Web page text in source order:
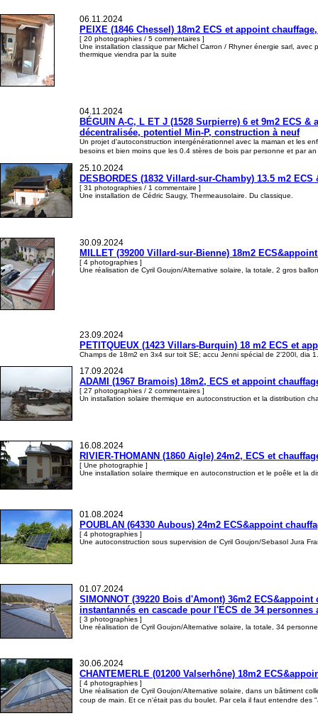
06.11.2024
PEIXE (1846 Chessel) 18m2 ECS et appoint
[ 20 photographies / 5 commentaires ]
Une installation classique par Michel Carron / Rhyner énergie sarl,
thermique viendra par la suite
04.11.2024
BÉGUIN A-C, L ET J (1528 Surpierre) 6 et 9m2 ECS
décentralisée, potentiel Min-P, construction à neuf
Un projet d'autoconstruction intergénérationnel avec la maman et les
besoins et bien moins que les 0.4 stères de bois par personne et par
25.10.2024
DESBORDES (1832 Villard-sur-Chamby) 13.5 m2
[ 31 photographies / 1 commentaire ]
Une installation de Cédric Saugy, Thermeausolaire. Du classique.
30.09.2024
MILLET (39200 Villard-sur-Bienne) 18m2
[ 4 photographies ]
Une réalisation de Cyril Goujon/Alternative solaire, la totale, 2 gros
23.09.2024
PETITQUEUX (1423 Villars-Burquin) 18 m2 ECS et
Champs de 18m2 en 3x4 sur toit SE; accu Jenni spécial de 2'200l, dia
17.09.2024
ADAMI (1967 Bramois) 18m2, ECS et appoint
[ 27 photographies / 2 commentaires ]
Un installation solaire thermique en autoconstruction et la distribution
16.08.2024
RIVIER-THOMANN (1860 Aigle) 24m2, ECS et
[ Une photographie ]
Une installation solaire thermique en autoconstruction et le poêle et la
01.08.2024
POUBLAN (64330 Aubous) 24m2 ECS&appoint
[ 4 photographies ]
Une autoconstruction sous supervision de Cyril Goujon/Sebasol Jura
01.07.2024
SIMONNOT (39220 Bois d'Amont) 36m2
instantannés en cascade pour l'ECS de 34
[ 3 photographies ]
Une réalisation de Cyril Goujon/Alternative solaire, la totale, 34
30.06.2024
CHANTEMERLE (01200 Valserhône) 18m2
[ 4 photographies ]
Une réalisation de Cyril Goujon/Alternative solaire, dans un bâtiment
coup de main. Et ce n'était pas du boulet. Par cela il faut entendre des